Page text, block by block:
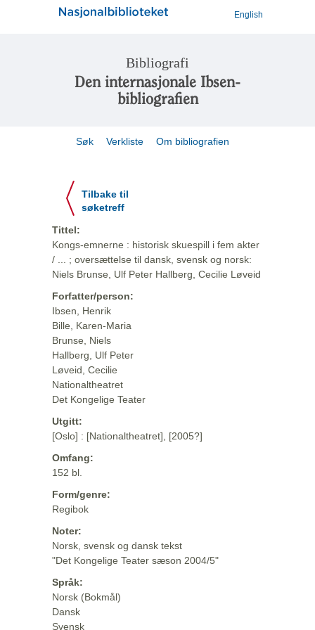
English
Bibliografi
Den internasjonale Ibsen-
bibliografien
Søk Verkliste Om bibliografien
Tilbake til
søketreff
Tittel:
Kongs-emnerne : historisk skuespill i fem akter
/ ... ; oversættelse til dansk, svensk og norsk:
Niels Brunse, Ulf Peter Hallberg, Cecilie Løveid
Forfatter/person:
Ibsen, Henrik
Bille, Karen-Maria
Brunse, Niels
Hallberg, Ulf Peter
Løveid, Cecilie
Nationaltheatret
Det Kongelige Teater
Utgitt:
[Oslo] : [Nationaltheatret], [2005?]
Omfang:
152 bl.
Form/genre:
Regibok
Noter:
Norsk, svensk og dansk tekst
"Det Kongelige Teater sæson 2004/5"
Språk:
Norsk (Bokmål)
Dansk
Svensk